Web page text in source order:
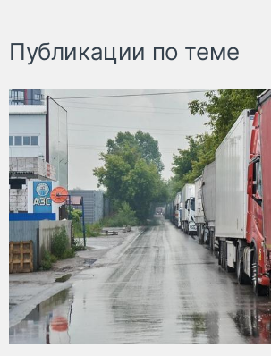
Публикации по теме